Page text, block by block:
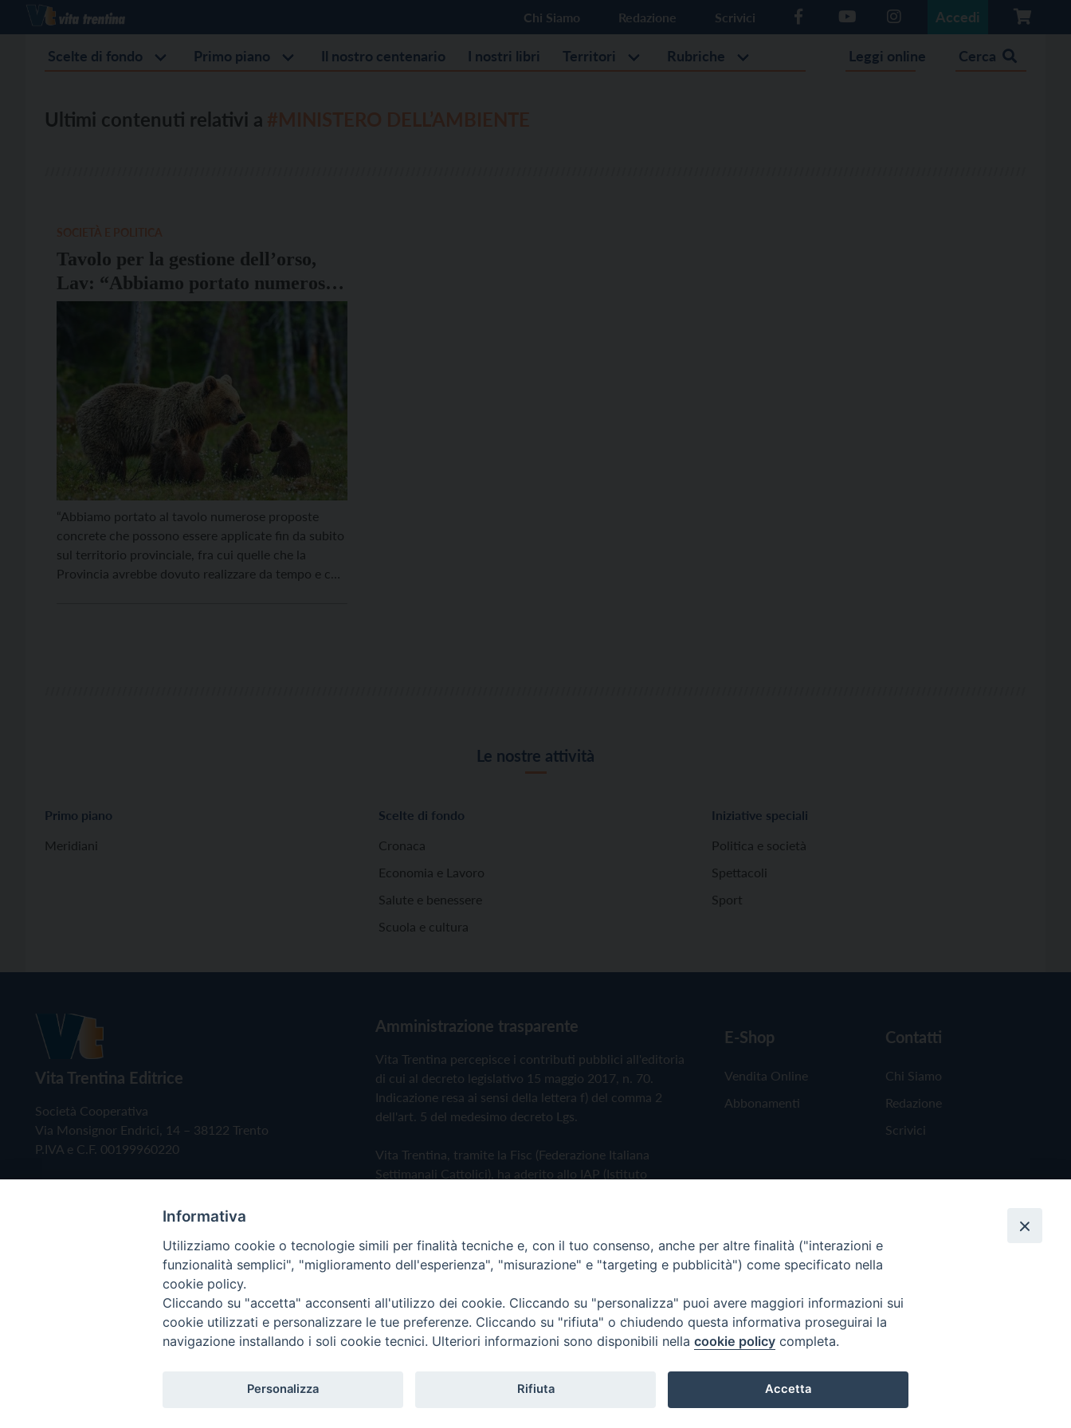
Chi Siamo Redazione Scrivici Accedi
Scelte di fondo Primo piano Il nostro centenario I nostri libri Territori Rubriche Leggi online Cerca
Ultimi contenuti relativi a
Tavolo per la gestione dell’orso,
Lav: “Abbiamo portato numerose
proposte che la Provincia avrebbe
“Abbiamo portato al tavolo numerose proposte
concrete che possono essere applicate fin da subito
sul territorio provinciale, fra cui quelle che la
Provincia avrebbe dovuto realizzare da tempo e che
Le nostre attività
Primo piano
Meridiani
Scelte di fondo
Cronaca
Economia e Lavoro
Salute e benessere
Scuola e cultura
Iniziative speciali
Politica e società
Spettacoli
Sport
Vita Trentina Editrice
Società Cooperativa
Via Monsignor Endrici, 14 – 38122 Trento
P.IVA e C.F. 00199960220
Amministrazione trasparente
Vita Trentina percepisce i contributi pubblici all'editoria
di cui al decreto legislativo 15 maggio 2017, n. 70.
Indicazione resa ai sensi della lettera f) del comma 2
dell'art. 5 del medesimo decreto Lgs.
Vita Trentina, tramite la Fisc (Federazione Italiana
Settimanali Cattolici), ha aderito allo IAP (Istituto
Privacy Policy Cookie Policy
E-Shop
Vendita Online
Abbonamenti
Contatti
Chi Siamo
Redazione
Scrivici
Copyright © 2019 - Tutti i diritti riservati - Vita Trentina Editrice
Informativa
Utilizziamo cookie o tecnologie simili per finalità tecniche e, con il tuo consenso, anche per altre finalità ("interazioni e
funzionalità semplici", "miglioramento dell'esperienza", "misurazione" e "targeting e pubblicità") come specificato nella
cookie policy.
Cliccando su "accetta" acconsenti all'utilizzo dei cookie. Cliccando su "personalizza" puoi avere maggiori informazioni sui
cookie utilizzati e personalizzare le tue preferenze. Cliccando su "rifiuta" o chiudendo questa informativa proseguirai la
navigazione installando i soli cookie tecnici. Ulteriori informazioni sono disponibili nella cookie policy completa.
Personalizza Rifiuta Accetta